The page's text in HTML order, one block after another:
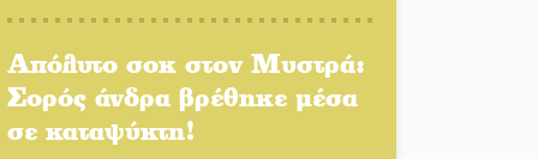
δίνουν ραντεβού στην
Η Σοχά ετοιμάζεται για ένα
δυναμικό καλοκαιρινό party
Απόλυτο σοκ στον Μυστρά:
Σορός άνδρα βρέθηκε μέσα
σε καταψύκτη!